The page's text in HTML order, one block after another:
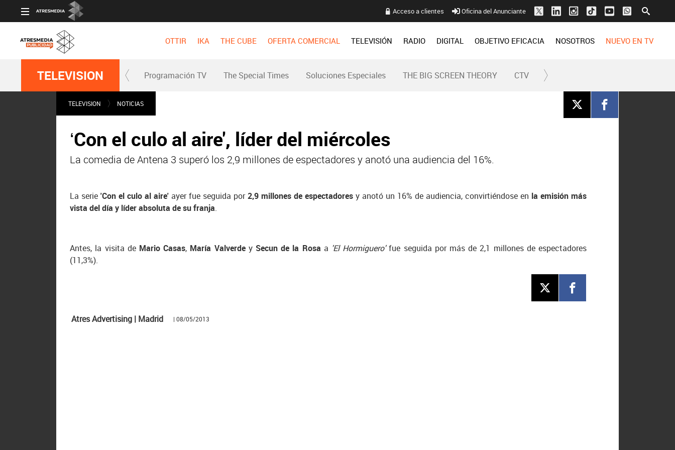
Acceso a clientes Oficina del Anunciante
OTTIR IKA THE CUBE OFERTA COMERCIAL TELEVISIÓN RADIO DIGITAL OBJETIVO EFICACIA NOSOTROS NUEVO EN TV
TELEVISION Programación TV The Special Times Soluciones Especiales THE BIG SCREEN THEORY CTV
TELEVISION NOTICIAS
‘Con el culo al aire', líder del miércoles
La comedia de Antena 3 superó los 2,9 millones de espectadores y anotó una audiencia del 16%.
La serie'Con el culo al aire' ayer fue seguida por2,9 millones de espectadores y anotó un 16% de audiencia, convirtiéndose en la emisión más
vista del día y líder absoluta de su franja.
Antes, la visita de Mario Casas, María Valverdey Secun de la Rosa a 'El Hormiguero'fue seguida por más de 2,1 millones de espectadores
(11,3%).
Atres Advertising | Madrid | 08/05/2013